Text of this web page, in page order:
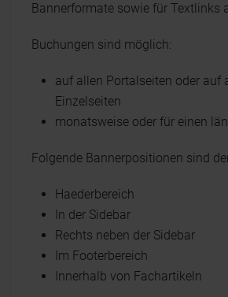
Bannerformate sowie für Textlinks
Buchungen sind möglich:
auf allen Portalseiten oder auf
Einzelseiten
monatsweise oder für einen
Folgende Bannerpositionen sind
Haederbereich
In der Sidebar
Rechts neben der Sidebar
Im Footerbereich
Innerhalb von Fachartikeln